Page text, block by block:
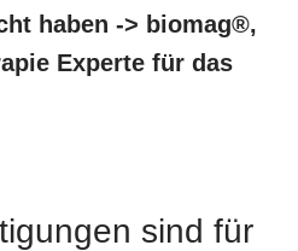
haben -> biomag®,
Experte für das
sind für